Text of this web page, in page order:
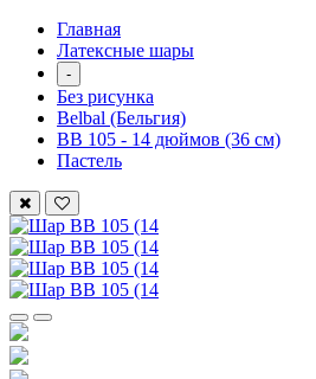
Главная
Латексные шары
-
Без рисунка
Belbal (Бельгия)
ВВ 105 - 14 дюймов (36 см)
Пастель